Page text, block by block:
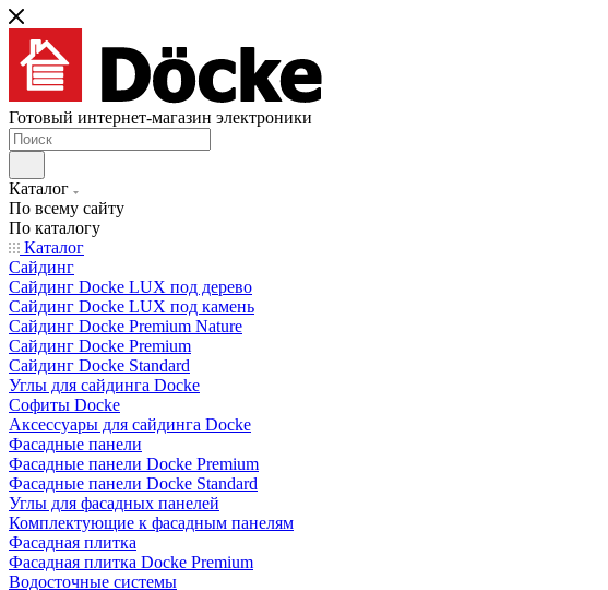
Готовый интернет-магазин электроники
Каталог
По всему сайту
По каталогу
Каталог
Сайдинг
Сайдинг Docke LUX под дерево
Сайдинг Docke LUX под камень
Сайдинг Docke Premium Nature
Сайдинг Docke Premium
Сайдинг Docke Standard
Углы для сайдинга Docke
Софиты Docke
Аксессуары для сайдинга Docke
Фасадные панели
Фасадные панели Docke Premium
Фасадные панели Docke Standard
Углы для фасадных панелей
Комплектующие к фасадным панелям
Фасадная плитка
Фасадная плитка Docke Premium
Водосточные системы